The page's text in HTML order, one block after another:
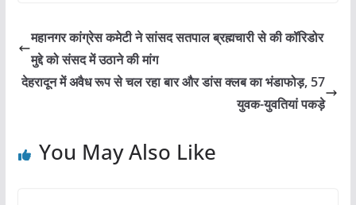
e
b
o
er l s
A
p
e
महानगर कांग्रेस कमेटी ने सांसद सतपाल ब्रह्मचारी से की कॉरिडोर
मुद्दे को संसद में उठाने की मांग
देहरादून में अवैध रूप से चल रहा बार और डांस क्लब का भंडाफोड़, 57
युवक-युवतियां पकड़े
You May Also Like